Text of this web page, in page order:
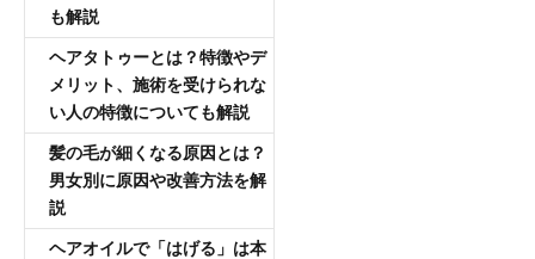
も解説
ヘアタトゥーとは？特徴やデ
メリット、施術を受けられな
い人の特徴についても解説
髪の毛が細くなる原因とは？
男女別に原因や改善方法を解
説
ヘアオイルで「はげる」は本